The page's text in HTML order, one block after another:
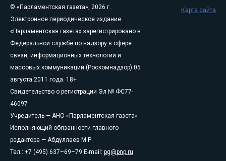
© «Парламентская газета», 2026 г.
Электронное периодическое издание
«Парламентская газета» зарегистрировано в
Федеральной службе по надзору в сфере
связи, информационных технологий и
массовых коммуникаций (Роскомнадзор) 05
августа 2011 года. 18+
Свидетельство о регистрации Эл № ФС77-
46097
Учредитель — АНО «Парламентская газета»
Исполняющий обязанности главного
редактора — Абдуллаев М.Р.
Тел.: +7 (495) 637–69–79 E-mail: pg@pnp.ru
Карта сайта